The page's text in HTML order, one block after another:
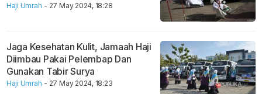
Haji Umrah - 27 May 2024, 18:28
Jaga Kesehatan Kulit, Jamaah Haji
Diimbau Pakai Pelembap Dan
Gunakan Tabir Surya
Haji Umrah - 27 May 2024, 18:23